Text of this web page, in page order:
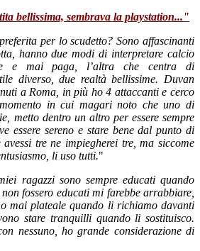
bellissima, sembrava la playstation..."
per lo scudetto? Sono affascinanti
hanno due modi di interpretare calcio
e mai paga, l’altra che centra di
diverso, due realtà bellissime. Duvan
a Roma, in più ho 4 attaccanti e cerco
in cui magari noto che uno di
metto dentro un altro per essere sempre
essere sereno e stare bene dal punto di
tre ne impiegherei tre, ma siccome
li uso tutti."
ragazzi sono sempre educati quando
fossero educati mi farebbe arrabbiare,
mai plateale quando li richiamo davanti
stare tranquilli quando li sostituisco.
nessuno, ho grande considerazione di